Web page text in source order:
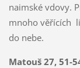
naimské vdovy.
mnoho věřících
do nebe.
Matouš 27, 51-